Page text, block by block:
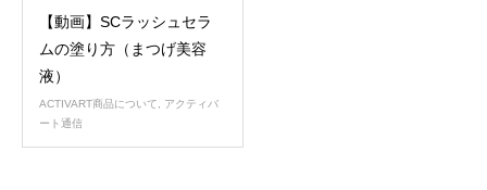
【動画】SCラッシュセラ
ムの塗り方（まつげ美容
液）
ACTIVART商品について
アクティバ
ート通信